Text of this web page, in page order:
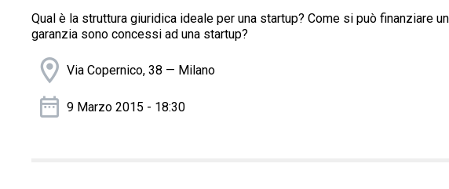
Qual è la struttura giuridica ideale per una startup? Come si può finanziare
garanzia sono concessi ad una startup?
Via Copernico, 38 — Milano
9 Marzo 2015 - 18:30